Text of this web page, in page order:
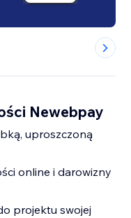
Newebpay
uproszczoną
online i darowizny
projektu swojej